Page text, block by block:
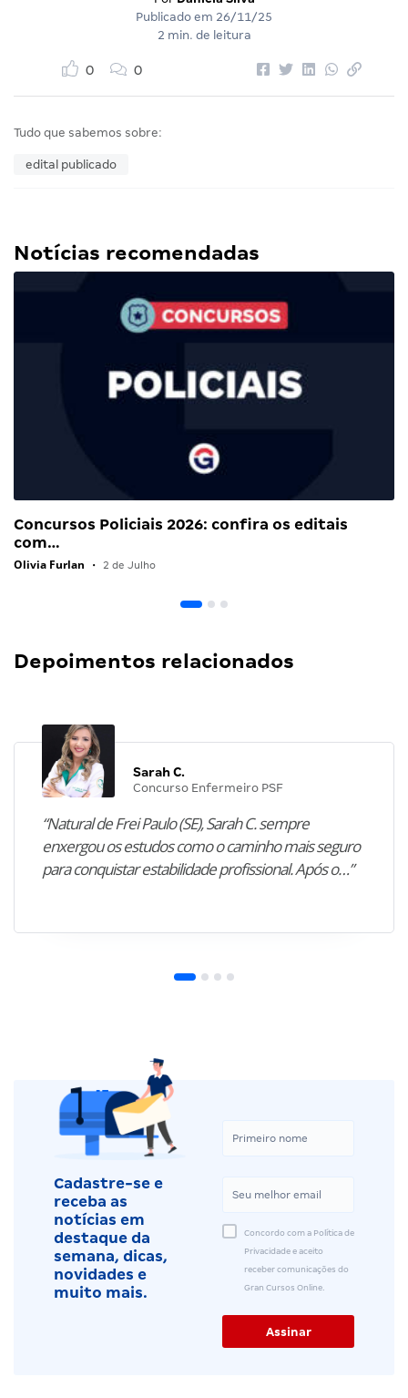
Publicado em 26/11/25
2 min. de leitura
0 0
Tudo que sabemos sobre:
edital publicado
Notícias recomendadas
Concursos Policiais 2026: confira os editais
com…
Olivia Furlan • 2 de Julho
Depoimentos relacionados
Sarah C.
Concurso Enfermeiro PSF
“Natural de Frei Paulo (SE), Sarah C. sempre
enxergou os estudos como o caminho mais seguro
para conquistar estabilidade profissional. Após o…”
Cadastre-se e
receba as
notícias em
destaque da
semana, dicas,
novidades e
muito mais.
Concordo com a Política de
Privacidade e aceito
receber comunicações do
Gran Cursos Online.